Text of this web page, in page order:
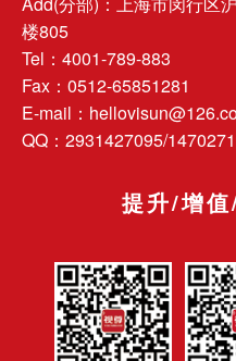
楼805
Tel：4001-789-883
Fax：0512-65851281
E-mail：
QQ：2931427095/
提升/增值